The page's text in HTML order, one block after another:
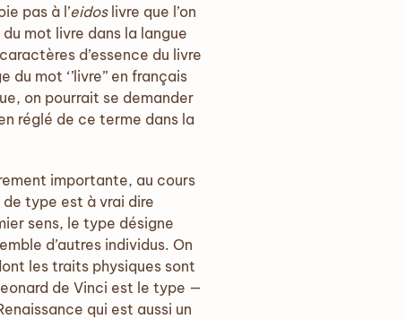
pas à l’eidoslivre que l’on
mot livre dans la langue
d’essence du livre
mot ‘’livre’’ en français
on pourrait se demander
réglé de ce terme dans la
importante, au cours
type est à vrai dire
sens, le type désigne
d’autres individus. On
les traits physiques sont
de Vinci est le type —
qui est aussi un